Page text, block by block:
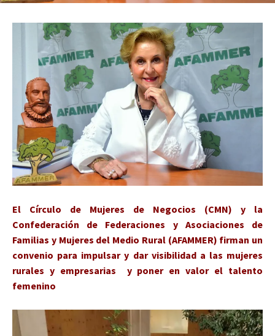
El Círculo de Mujeres de Negocios (CMN) y la
Confederación de Federaciones y Asociaciones de
Familias y Mujeres del Medio Rural (AFAMMER) firman un
convenio para impulsar y dar visibilidad a las mujeres
rurales y empresarias y poner en valor el talento
femenino